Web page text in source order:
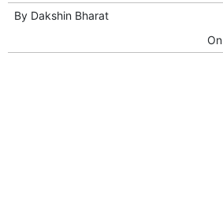
By Dakshin Bharat
On